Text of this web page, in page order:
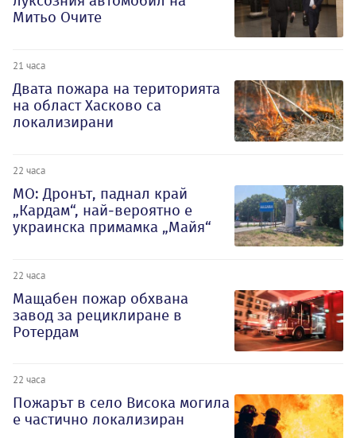
Митьо Очите
21 часа
Двата пожара на територията
на област Хасково са
локализирани
22 часа
МО: Дронът, паднал край
„Кардам“, най-вероятно е
украинска примамка „Майя“
22 часа
Мащабен пожар обхвана
завод за рециклиране в
Ротердам
22 часа
Пожарът в село Висока могила
е частично локализиран